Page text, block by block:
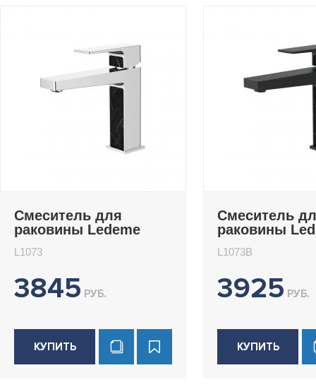
Смеситель для
раковины Ledeme
L1073
3845 РУБ.
КУПИТЬ
Смеситель
раковины
L1073B
3925 РУБ.
КУПИТЬ